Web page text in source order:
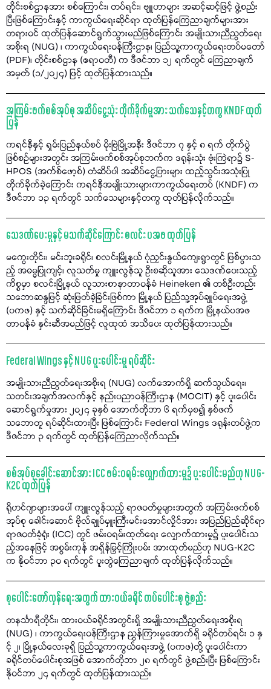
တိုင်းစစ်ဌာနအား စစ်ကြောင်း၊ တပ်ရင်း၊ ဗျူဟာများ အဆင့်ဆင့်ဖြင့် ဖွဲ့စည်း
ပြီးဖြစ်ကြောင်းနှင့် ကာကွယ်ရေးဆိုင်ရာ ထုတ်ပြန်ကြေညာချက်များအား
တရားဝင် ထုတ်ပြန်ဆောင်ရွက်သွားမည်ဖြစ်ကြောင်း အမျိုးသားညီညွတ်ရေး
အစိုးရ (NUG) ၊ ကာကွယ်ရေးဝန်ကြီးဌာန၊ ပြည်သူ့ကာကွယ်ရေးတပ်မတော်
(PDF)၊ တိုင်းစစ်ဌာန (ဧရာဝတီ) က ဒီဇင်ဘာ ၁၂ ရက်တွင် ကြေညာချက်
အမှတ် (၁/၂၀၂၄) ဖြင့် ထုတ်ပြန်ထားသည်။
အကြမ်းဖက်စစ်အုပ်စု အဆိပ်ငွေ့သုံး တိုက်ခိုက်မှုအား သက်သေနှင့်တကွ KNDF ထုတ်
ပြန်
ကရင်နီနှင့် ရှမ်းပြည်နယ်စပ် မိုးဗြဲမြို့အနီး ဒီဇင်ဘာ ၇ နှင့် ၈ ရက် တိုက်ပွဲ
ဖြစ်စဉ်များအတွင်း အကြမ်းဖက်စစ်အုပ်စုဘက်က ဒရုန်းသုံး ဗုံးကြဲရာ၌ S-
HPOS (အက်စ်ဖော့စ်) တံဆိပ်ပါ အဆိပ်ငွေ့ပြားများ ထည့်သွင်းအသုံးပြု
တိုက်ခိုက်ခဲ့ကြောင်း ကရင်နီအမျိုးသားများကာကွယ်ရေးတပ် (KNDF) က
ဒီဇင်ဘာ ၁၃ ရက်တွင် သက်သေများနှင့်တကွ ထုတ်ပြန်လိုက်သည်။
သေဒဏ်ပေးမှုနှင့် မသက်ဆိုင်ကြောင်း စလင်း ပအဖ ထုတ်ပြန်
မကွေးတိုင်း၊ မင်းဘူးခရိုင်၊ စလင်းမြို့နယ် ဂုံညှင်းနွယ်ကျေးရွာတွင် ဖြစ်ပွားသ
ည့် အဓမ္မပြုကျင့်၊ လူသတ်မှု ကျူးလွန်သူ ဦးစဆိုသူအား သေဒဏ်ပေးသည့်
ကိစ္စမှာ စလင်းမြို့နယ် လူသားစာနာတာဝန်ခံ Heineken ၏ တစ်ဦးတည်း
သဘောဆန္ဒဖြင့် ဆုံးဖြတ်ခဲ့ခြင်းဖြစ်ကာ မြို့နယ် ပြည်သူ့အုပ်ချုပ်ရေးအဖွဲ့
(ပကဖ) နှင့် သက်ဆိုင်ခြင်းမရှိကြောင်း ဒီဇင်ဘာ ၁ ရက်က မြို့နယ်ပအဖ
တာဝန်ခံ နှင်းဆီအမည်ဖြင့် လူထုထံ အသိပေး ထုတ်ပြန်ထားသည်။
Federal Wings နှင့် NUG ပူးပေါင်းမှု ရပ်ဆိုင်း
အမျိုးသားညီညွတ်ရေးအစိုးရ (NUG) လက်အောက်ရှိ ဆက်သွယ်ရေး၊
သတင်းအချက်အလက်နှင့် နည်းပညာဝန်ကြီးဌာန (MOCIT) နှင့် ပူးပေါင်း
ဆောင်ရွက်မှုအား ၂၀၂၄ ခုနှစ် အောက်တိုဘာ ၆ ရက်မှစ၍ နှစ်ဖက်
သဘောတူ ရပ်ဆိုင်းထားပြီး ဖြစ်ကြောင်း Federal Wings ဒရုန်းတပ်ဖွဲ့က
ဒီဇင်ဘာ ၃ ရက်တွင် ထုတ်ပြန်ကြေညာလိုက်သည်။
စစ်အုပ်စုခေါင်းဆောင်အား ICC ဖမ်းဝရမ်းလျှောက်ထားမှု၌ ပူးပေါင်းမည်ဟု NUG-
K2C ထုတ်ပြန်
ရိုဟင်ဂျာများအပေါ် ကျူးလွန်သည့် ရာဇဝတ်မှုများအတွက် အကြမ်းဖက်စစ်
အုပ်စု ခေါင်းဆောင် ဗိုလ်ချုပ်မှူးကြီးမင်းအောင်လှိုင်အား အပြည်ပြည်ဆိုင်ရာ
ရာဇဝတ်ခုံရုံး (ICC) တွင် ဖမ်းဝရမ်းထုတ်ရေး လျှောက်ထားမှု၌ ပူးပေါင်းသ
ည့်အနေဖြင့် အစွမ်းကုန် အရှိန်မြှင့်ကြိုးပမ်း အားထုတ်မည်ဟု NUG-K2C
က နိုဝင်ဘာ ၃၀ ရက်တွင် ပူးတွဲကြေညာချက် ထုတ်ပြန်လိုက်သည်။
စုပေါင်းတော်လှန်ရေးအတွက် ထားဝယ်ခရိုင် တပ်ပေါင်းစု ဖွဲ့စည်း
တနင်္သာရီတိုင်း၊ ထားဝယ်ခရိုင်အတွင်းရှိ အမျိုးသားညီညွတ်ရေးအစိုးရ
(NUG) ၊ ကာကွယ်ရေးဝန်ကြီးဌာန ညွှန်ကြားမှုအောက်ရှိ ခရိုင်တပ်ရင်း ၁ နှ
င့် ၂၊ မြို့နယ်လေးခုရှိ ပြည်သူ့ကာကွယ်ရေးအဖွဲ့ (ပကဖ)တို့ ပူးပေါင်းကာ
ခရိုင်တပ်ပေါင်းစုအဖြစ် အောက်တိုဘာ ၂၈ ရက်တွင် ဖွဲ့စည်းပြီး ဖြစ်ကြောင်း
နိုဝင်ဘာ ၂၄ ရက်တွင် ထုတ်ပြန်ထားသည်။